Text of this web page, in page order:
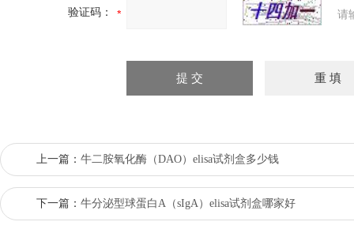
验证码： 请
上一篇： 牛二胺氧化酶（DAO）elisa试剂盒多少钱
下一篇： 牛分泌型球蛋白A（sIgA）elisa试剂盒哪家好